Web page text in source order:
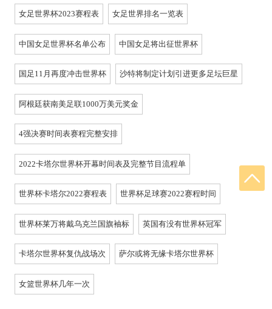
女足世界杯2023赛程表 女足世界排名一览表
中国女足世界杯名单公布 中国女足将出征世界杯
国足11月再度冲击世界杯 沙特将制定计划引进更多足坛巨星
阿根廷获南美足联1000万美元奖金
4强决赛时间表赛程完整安排
2022卡塔尔世界杯开幕时间表及完整节目流程单
世界杯卡塔尔2022赛程表 世界杯足球赛2022赛程时间
世界杯莱万将戴乌克兰国旗袖标 英国有没有世界杯冠军
卡塔尔世界杯复仇战场次 萨尔或将无缘卡塔尔世界杯
女篮世界杯几年一次